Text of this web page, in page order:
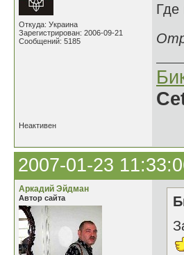
Откуда: Украина
Зарегистрирован: 2006-09-21
Сообщений: 5185
Где
Неактивен
2007-01-23
Аркадий Эйдман
Автор сайта